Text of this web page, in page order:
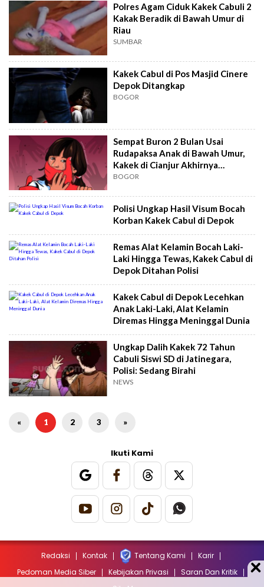
Polres Agam Ciduk Kakek Cabuli 2
Kakak Beradik di Bawah Umur di
Riau
SUMBAR
Kakek Cabul di Pos Masjid Cinere
Depok Ditangkap
BOGOR
Sempat Buron 2 Bulan Usai
Rudapaksa Anak di Bawah Umur,
Kakek di Cianjur Akhirnya
Ditangkap Polisi
BOGOR
Polisi Ungkap Hasil Visum Bocah
Korban Kakek Cabul di Depok
Remas Alat Kelamin Bocah Laki-
Laki Hingga Tewas, Kakek Cabul di
Depok Ditahan Polisi
Kakek Cabul di Depok Lecehkan
Anak Laki-Laki, Alat Kelamin
Diremas Hingga Meninggal Dunia
Ungkap Dalih Kakek 72 Tahun
Cabuli Siswi SD di Jatinegara,
Polisi: Sedang Birahi
NEWS
« 1 2 3 »
Ikuti Kami
Redaksi Kontak Tentang Kami
Karir
Pedoman Media Siber
Kebijakan Privasi
Saran Dan Kritik